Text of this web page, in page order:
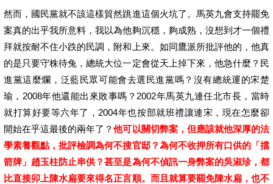
然而，國民黨就不該這樣貿然跳進這個火坑了。馬英九會支持罷免
案真的出乎我所意料，我以為他夠沉穩，夠成熟，沒想到才一個禮
拜就按耐不住小跌的民調，附和上來。如同鷹派所批評他的，他真
的是只要守株待兔，總統大位一定會從天上掉下來，他急什麼？民
進黨這麼爛，泛藍民眾可能會去選民進黨嗎？沒有總統運的宋楚
瑜，2008年他還能出來敗事嗎？2002年馬英九連任北市長，當時
就打算好要等六年了，2004年也按部就班禮讓連宋，現在怎麼卻
開始在乎這最後的兩年了？他可以關切弊案，但應該就他深厚的法
學素養觀點，批評檢調為何不搜官邸？為何不收押所有口供的「擋
箭牌」趙玉柱防止串供？甚至是為何不偵訊一身弊案的吳淑珍，都
比直接卯上陳水扁要來得名正言順。而且就算要罷免陳水扁，也不